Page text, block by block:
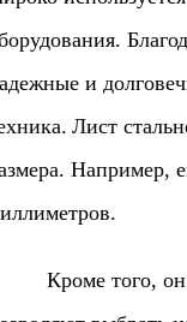
и
Лист
Например,
того, он